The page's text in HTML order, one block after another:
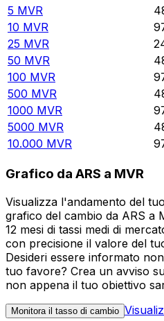
5 MVR
10 MVR
25 MVR
50 MVR
100 MVR
500 MVR
1000 MVR
5000 MVR
10.000 MVR
Grafico da ARS a MVR
Visualizza l'andamento del
grafico del cambio da ARS a
12 mesi di tassi medi di
con precisione il valore del
Desideri essere informato
tuo favore? Crea un avviso
non appena il tuo obiettivo
Monitora il tasso di cambio